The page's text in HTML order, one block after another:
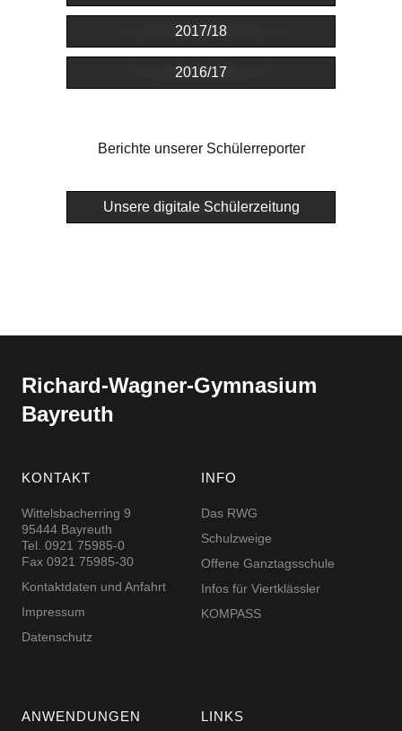
2017/18
2016/17
Berichte unserer Schülerreporter
Unsere digitale Schülerzeitung
Richard-​​Wagner-​​Gymnasium
Bayreuth
KONTAKT
Wittelsbacherring 9
95444 Bayreuth
Tel. 0921 75985-0
Fax 0921 75985-30
Kontaktdaten und Anfahrt
Impressum
Datenschutz
INFO
Das RWG
Schulzweige
Offene Ganztagsschule
Infos für Viertklässler
KOMPASS
ANWENDUNGEN LINKS